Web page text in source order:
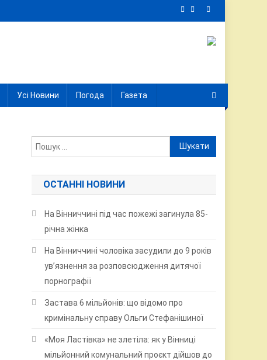
Усі Новини Погода Газета
Пошук:
ОСТАННІ НОВИНИ
На Вінниччині під час пожежі загинула 85-
річна жінка
На Вінниччині чоловіка засудили до 9 років
ув’язнення за розповсюдження дитячої
порнографії
Застава 6 мільйонів: що відомо про
кримінальну справу Ольги Стефанішиної
«Моя Ластівка» не злетіла: як у Вінниці
мільйонний комунальний проєкт дійшов до